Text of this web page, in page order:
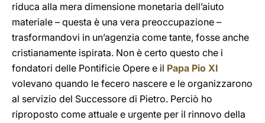
riduca alla mera dimensione monetaria dell’aiuto
materiale – questa è una vera preoccupazione –
trasformandovi in un’agenzia come tante, fosse anche
cristianamente ispirata. Non è certo questo che i
fondatori delle Pontificie Opere e il Papa Pio XI
volevano quando le fecero nascere e le organizzarono
al servizio del Successore di Pietro. Perciò ho
riproposto come attuale e urgente per il rinnovo della